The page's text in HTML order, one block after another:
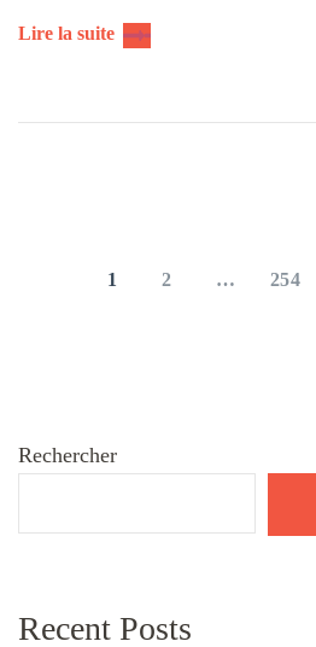
Lire la suite
publications
PAGE
1 PAGE
2 … PAGE
254
Rechercher
Recent Posts